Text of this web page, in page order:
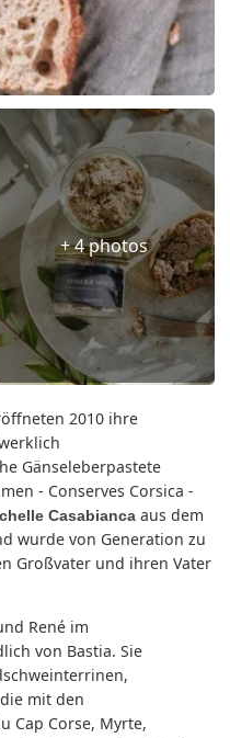
+ 4 photos
2010 ihre
Gänseleberpastete
- Conserves Corsica -
Casabianca aus dem
wurde von Generation zu
Großvater und ihren Vater
René im
von Bastia. Sie
mit den
Cap Corse, Myrte,